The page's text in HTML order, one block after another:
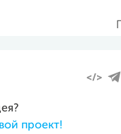
проект!